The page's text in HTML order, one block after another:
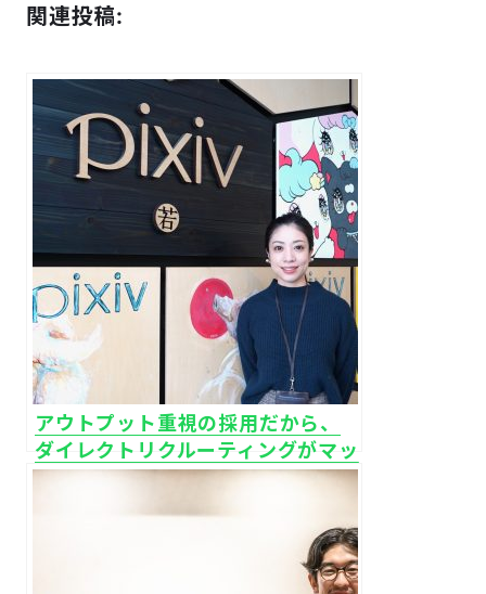
関連投稿:
アウトプット重視の採用だから、
ダイレクトリクルーティングがマッ
チする｜ピクシブ株式会社